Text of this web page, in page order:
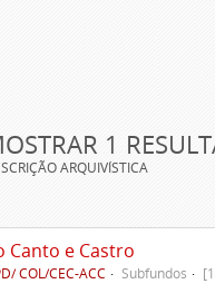
1
ARQUIVÍSTICA
Canto e Castro
COL/CEC-ACC Subfundos